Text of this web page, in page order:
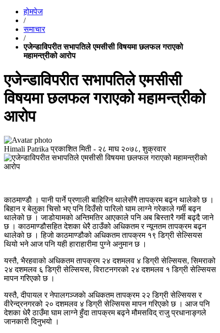
होमपेज
/
समाचार
/
एजेन्डाविपरीत सभापतिले एमसीसी विषयमा छलफल गराएको
महामन्त्रीको आरोप
एजेन्डाविपरीत सभापतिले एमसीसी
विषयमा छलफल गराएको महामन्त्रीको
आरोप
Himali Patrika प्रकाशित मिती - २८ माघ २०७८, शुक्रवार
काठमाण्डाै । पानी पार्ने प्रणाली बाहिरिन थालेसँगै तापक्रम बढ्न थालेको छ ।
बिहान र बेलुका चिसो भए पनि दिउँसाे पारिलो घाम लाग्ने गरेकाले गर्मी बढ्न
थालेको छ । जाडोयामको अन्तिमतिर आएकाले पनि अब बिस्तारै गर्मी बढ्दै जाने
छ । काठमाण्डौसहित देशका धेरै ठाउँको अधिकतम र न्यूनतम तापक्रम बढ्न
थालेको छ । हिजो काठमाण्डौको अधिकतम तापक्रम १९ डिग्री सेल्सियस
थियो भने आज पनि यही हाराहारीमा पुग्ने अनुमान छ ।
यस्तै, भैरहवाको अधिकतम तापक्रम २४ दशमलव ४ डिग्री सेल्सियस, सिमराको
२४ दशमलव ६ डिग्री सेल्सियस, विराटनगरको २४ दशमलव १ डिग्री सेल्सियस
मापन गरिएको छ ।
यस्तै, दीपायल र नेपालगञ्जकाे अधिकतम तापक्रम २२ डिग्री सेल्सियस र
वीरेन्द्रनगरको २० दशमलव ४ डिग्री सेल्सियस मापन गरिएको छ । आज पनि
देशका धेरै ठाउँमा घाम लाग्ने हुँदा तापक्रम बढ्ने मौमसविद् राजु प्रधानाङ्गले
जानकारी दिनुभयो ।